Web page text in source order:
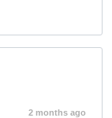
2 months ago